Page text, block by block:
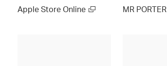
Apple Store Online MR PORTER